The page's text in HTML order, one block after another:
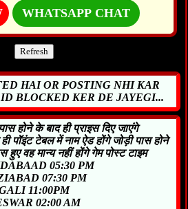
WHATSAPP CHAT
HAI OR POSTING NHI KAR
BLOCKED KER DE JAYEGI...
होने के बाद ही प्राइस दिए जाएंगे
पॉइंट टेबल में नाम ऐड होंगे जोड़ी पास होने
वह मान्य नहीं होंगे गेम पोस्ट टाइम
05:30 PM
07:30 PM
11:00PM
02:00 AM